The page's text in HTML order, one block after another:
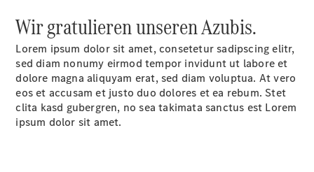
Reifen- und
Komplettradschutz
EU-
Reifenlabel
Teile &
Zubehör
Wir gratulieren unseren Azubis.
Lorem ipsum dolor sit amet, consetetur sadipscing elitr,
sed diam nonumy eirmod tempor invidunt ut labore et
dolore magna aliquyam erat, sed diam voluptua. At vero
eos et accusam et justo duo dolores et ea rebum. Stet
clita kasd gubergren, no sea takimata sanctus est Lorem
ipsum dolor sit amet.